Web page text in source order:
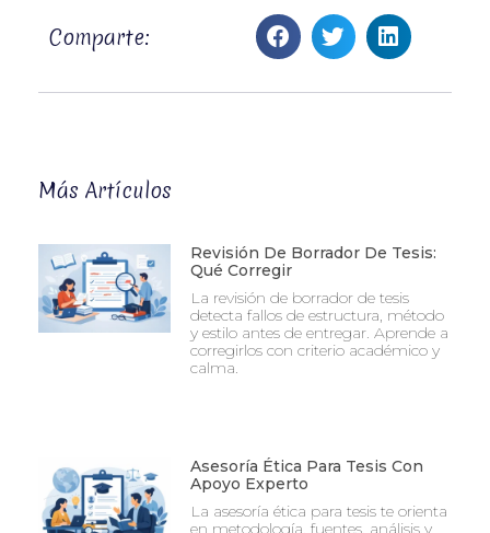
Comparte:
Más Artículos
Revisión De Borrador De Tesis:
Qué Corregir
La revisión de borrador de tesis
detecta fallos de estructura, método
y estilo antes de entregar. Aprende a
corregirlos con criterio académico y
calma.
Asesoría Ética Para Tesis Con
Apoyo Experto
La asesoría ética para tesis te orienta
en metodología, fuentes, análisis y